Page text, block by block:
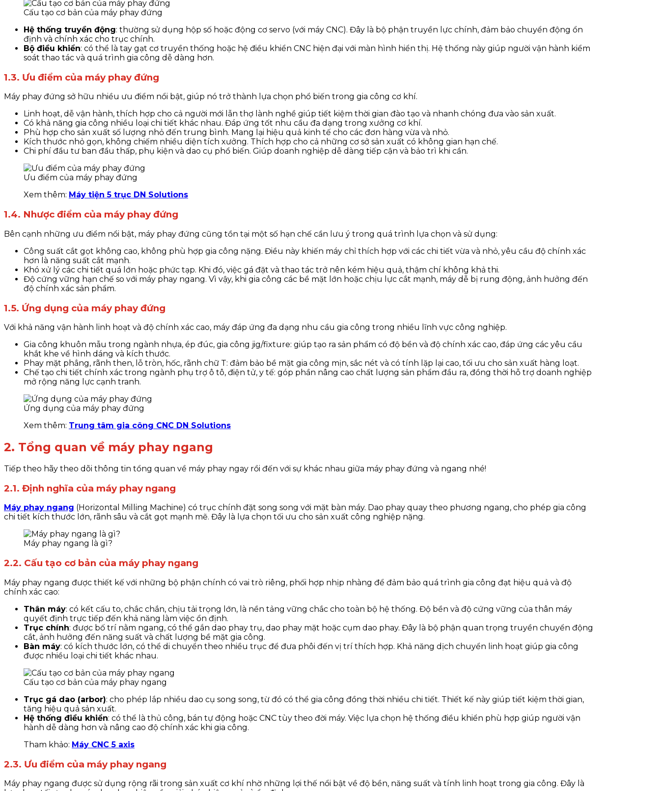
Cấu tạo cơ bản của máy phay đứng
Hệ thống truyền động: thường sử dụng hộp số hoặc động cơ servo (với máy CNC). Đây là bộ phận truyền lực chính, đảm bảo chuyển động ổn
định và chính xác cho trục chính.
Bộ điều khiển: có thể là tay gạt cơ truyền thống hoặc hệ điều khiển CNC hiện đại với màn hình hiển thị. Hệ thống này giúp người vận hành kiểm
soát thao tác và quá trình gia công dễ dàng hơn.
1.3. Ưu điểm của máy phay đứng
Máy phay đứng sở hữu nhiều ưu điểm nổi bật, giúp nó trở thành lựa chọn phổ biến trong gia công cơ khí.
Linh hoạt, dễ vận hành, thích hợp cho cả người mới lẫn thợ lành nghề giúp tiết kiệm thời gian đào tạo và nhanh chóng đưa vào sản xuất.
Có khả năng gia công nhiều loại chi tiết khác nhau. Đáp ứng tốt nhu cầu đa dạng trong xưởng cơ khí.
Phù hợp cho sản xuất số lượng nhỏ đến trung bình. Mang lại hiệu quả kinh tế cho các đơn hàng vừa và nhỏ.
Kích thước nhỏ gọn, không chiếm nhiều diện tích xưởng. Thích hợp cho cả những cơ sở sản xuất có không gian hạn chế.
Chi phí đầu tư ban đầu thấp, phụ kiện và dao cụ phổ biến. Giúp doanh nghiệp dễ dàng tiếp cận và bảo trì khi cần.
Ưu điểm của máy phay đứng
Xem thêm: Máy tiện 5 trục DN Solutions
1.4. Nhược điểm của máy phay đứng
Bên cạnh những ưu điểm nổi bật, máy phay đứng cũng tồn tại một số hạn chế cần lưu ý trong quá trình lựa chọn và sử dụng:
Công suất cắt gọt không cao, không phù hợp gia công nặng. Điều này khiến máy chỉ thích hợp với các chi tiết vừa và nhỏ, yêu cầu độ chính xác
hơn là năng suất cắt mạnh.
Khó xử lý các chi tiết quá lớn hoặc phức tạp. Khi đó, việc gá đặt và thao tác trở nên kém hiệu quả, thậm chí không khả thi.
Độ cứng vững hạn chế so với máy phay ngang. Vì vậy, khi gia công các bề mặt lớn hoặc chịu lực cắt mạnh, máy dễ bị rung động, ảnh hưởng đến
độ chính xác sản phẩm.
1.5. Ứng dụng của máy phay đứng
Với khả năng vận hành linh hoạt và độ chính xác cao, máy đáp ứng đa dạng nhu cầu gia công trong nhiều lĩnh vực công nghiệp.
Gia công khuôn mẫu trong ngành nhựa, ép đúc, gia công jig/fixture: giúp tạo ra sản phẩm có độ bền và độ chính xác cao, đáp ứng các yêu cầu
khắt khe về hình dáng và kích thước.
Phay mặt phẳng, rãnh then, lỗ tròn, hốc, rãnh chữ T: đảm bảo bề mặt gia công mịn, sắc nét và có tính lặp lại cao, tối ưu cho sản xuất hàng loạt.
Chế tạo chi tiết chính xác trong ngành phụ trợ ô tô, điện tử, y tế: góp phần nâng cao chất lượng sản phẩm đầu ra, đồng thời hỗ trợ doanh nghiệp
mở rộng năng lực cạnh tranh.
Ứng dụng của máy phay đứng
Xem thêm: Trung tâm gia công CNC DN Solutions
2. Tổng quan về máy phay ngang
Tiếp theo hãy theo dõi thông tin tổng quan về máy phay ngay rồi đến với sự khác nhau giữa máy phay đứng và ngang nhé!
2.1. Định nghĩa của máy phay ngang
Máy phay ngang (Horizontal Milling Machine) có trục chính đặt song song với mặt bàn máy. Dao phay quay theo phương ngang, cho phép gia công
chi tiết kích thước lớn, rãnh sâu và cắt gọt mạnh mẽ. Đây là lựa chọn tối ưu cho sản xuất công nghiệp nặng.
Máy phay ngang là gì?
2.2. Cấu tạo cơ bản của máy phay ngang
Máy phay ngang được thiết kế với những bộ phận chính có vai trò riêng, phối hợp nhịp nhàng để đảm bảo quá trình gia công đạt hiệu quả và độ
chính xác cao:
Thân máy: có kết cấu to, chắc chắn, chịu tải trọng lớn, là nền tảng vững chắc cho toàn bộ hệ thống. Độ bền và độ cứng vững của thân máy
quyết định trực tiếp đến khả năng làm việc ổn định.
Trục chính: được bố trí nằm ngang, có thể gắn dao phay trụ, dao phay mặt hoặc cụm dao phay. Đây là bộ phận quan trọng truyền chuyển động
cắt, ảnh hưởng đến năng suất và chất lượng bề mặt gia công.
Bàn máy: có kích thước lớn, có thể di chuyển theo nhiều trục để đưa phôi đến vị trí thích hợp. Khả năng dịch chuyển linh hoạt giúp gia công
được nhiều loại chi tiết khác nhau.
Cấu tạo cơ bản của máy phay ngang
Trục gá dao (arbor): cho phép lắp nhiều dao cụ song song, từ đó có thể gia công đồng thời nhiều chi tiết. Thiết kế này giúp tiết kiệm thời gian,
tăng hiệu quả sản xuất.
Hệ thống điều khiển: có thể là thủ công, bán tự động hoặc CNC tùy theo đời máy. Việc lựa chọn hệ thống điều khiển phù hợp giúp người vận
hành dễ dàng hơn và nâng cao độ chính xác khi gia công.
Tham khảo: Máy CNC 5 axis
2.3. Ưu điểm của máy phay ngang
Máy phay ngang được sử dụng rộng rãi trong sản xuất cơ khí nhờ những lợi thế nổi bật về độ bền, năng suất và tính linh hoạt trong gia công. Đây là